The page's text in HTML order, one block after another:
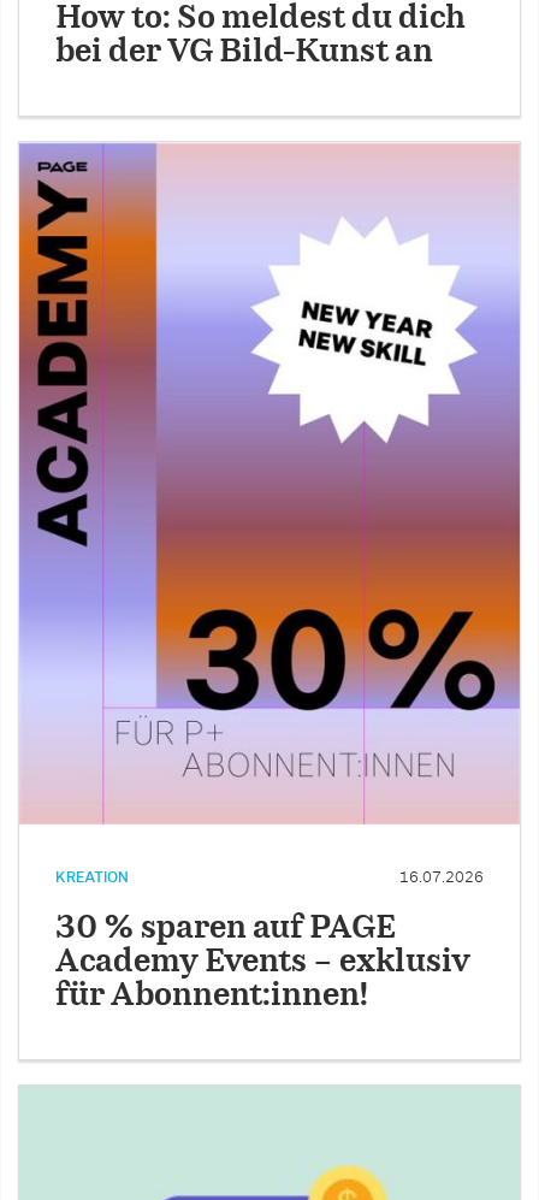
How to: So meldest du dich
bei der VG Bild-Kunst an
KREATION 16.07.2026
30 % sparen auf PAGE
Academy Events – exklusiv
für Abonnent:innen!